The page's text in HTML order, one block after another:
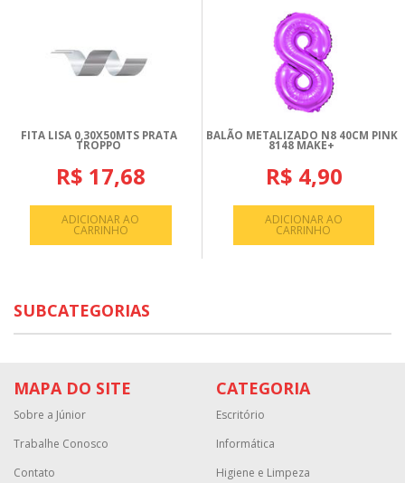
FITA LISA 0,30X50MTS PRATA
TROPPO
R$ 17,68
ADICIONAR AO
CARRINHO
BALÃO METALIZADO N8 40CM PINK
8148 MAKE+
R$ 4,90
ADICIONAR AO
CARRINHO
SUBCATEGORIAS
MAPA DO SITE
Sobre a Júnior
Trabalhe Conosco
Contato
CATEGORIA
Escritório
Informática
Higiene e Limpeza